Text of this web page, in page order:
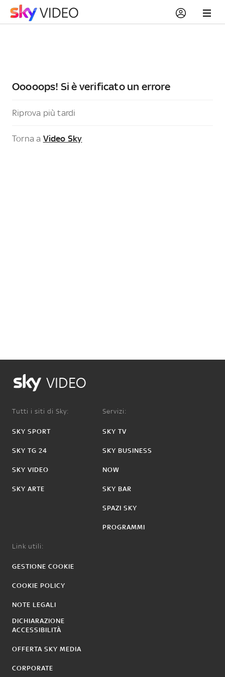
Ooooops! Si è verificato un errore
Riprova più tardi
Torna a Video Sky
VIDEO
Tutti i siti di Sky:
SKY SPORT
SKY TG 24
SKY VIDEO
SKY ARTE
Servizi:
SKY TV
SKY BUSINESS
NOW
SKY BAR
SPAZI SKY
PROGRAMMI
Link utili:
GESTIONE COOKIE
COOKIE POLICY
NOTE LEGALI
DICHIARAZIONE
ACCESSIBILITÀ
OFFERTA SKY MEDIA
CORPORATE